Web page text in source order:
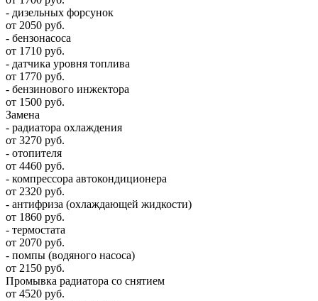
- дизельных форсунок
от 2050 руб.
- бензонасоса
от 1710 руб.
- датчика уровня топлива
от 1770 руб.
- бензинового инжектора
от 1500 руб.
Замена
- радиатора охлаждения
от 3270 руб.
- отопителя
от 4460 руб.
- компрессора автокондиционера
от 2320 руб.
- антифриза (охлаждающей жидкости)
от 1860 руб.
- термостата
от 2070 руб.
- помпы (водяного насоса)
от 2150 руб.
Промывка радиатора со снятием
от 4520 руб.